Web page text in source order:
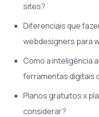
sites?
Diferenciais que
webdesigners para
Como a inteligência
ferramentas digitais
Planos gratuitos x
considerar?